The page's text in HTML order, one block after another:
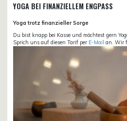
YOGA BEI FINANZIELLEM ENGPASS
Yoga trotz finanzieller Sorge
Du bist knapp bei Kasse und möchtest gern
Sprich uns auf diesen Tarif per E-Mail an. Wir